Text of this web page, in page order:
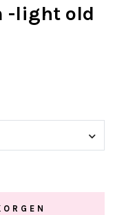
-light old